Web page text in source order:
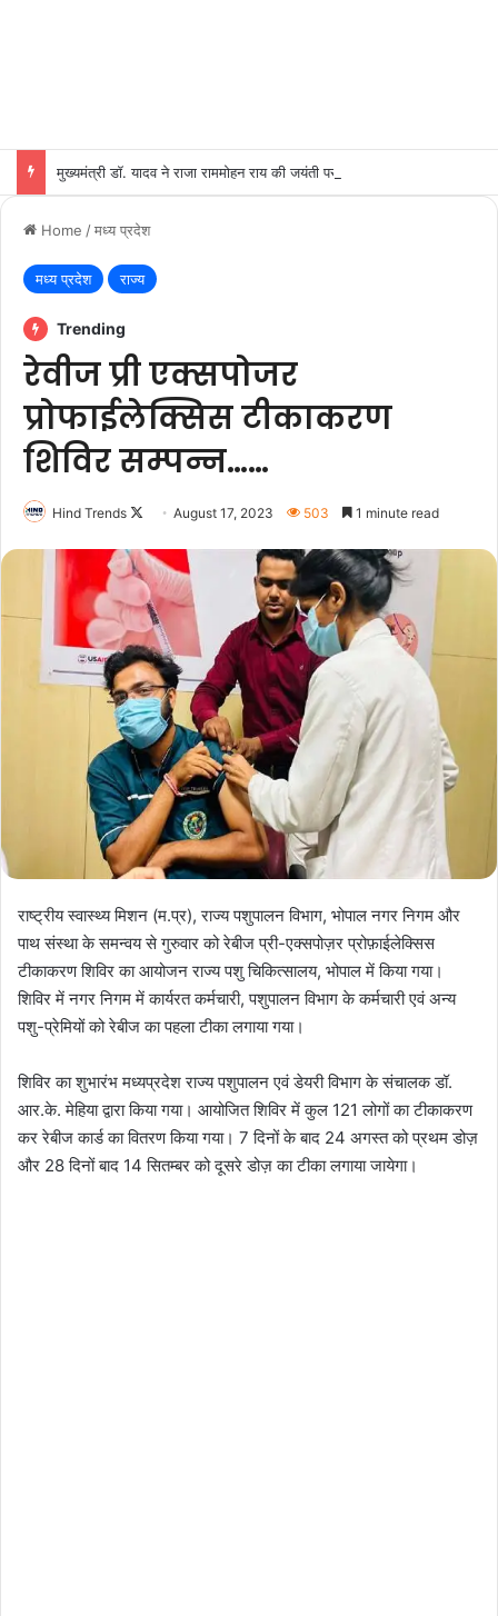
मुख्यमंत्री डॉ. यादव ने राजा राममोहन राय की जयंती पर किया नमन
Home /मध्य प्रदेश
मध्य प्रदेश राज्य
Trending
रेवीज प्री एक्सपोजर
प्रोफाईलेक्सिस टीकाकरण
शिविर सम्पन्न……
Hind Trends
Follow
X
August 17, 2023 503 1 minute read
राष्ट्रीय स्वास्थ्य मिशन (म.प्र), राज्य पशुपालन विभाग, भोपाल नगर निगम और
पाथ संस्था के समन्वय से गुरुवार को रेबीज प्री-एक्सपोज़र प्रोफ़ाईलेक्सिस
टीकाकरण शिविर का आयोजन राज्य पशु चिकित्सालय, भोपाल में किया गया।
शिविर में नगर निगम में कार्यरत कर्मचारी, पशुपालन विभाग के कर्मचारी एवं अन्य
पशु-प्रेमियों को रेबीज का पहला टीका लगाया गया।
शिविर का शुभारंभ मध्यप्रदेश राज्य पशुपालन एवं डेयरी विभाग के संचालक डॉ.
आर.के. मेहिया द्वारा किया गया। आयोजित शिविर में कुल 121 लोगों का टीकाकरण
कर रेबीज कार्ड का वितरण किया गया। 7 दिनों के बाद 24 अगस्त को प्रथम डोज़
और 28 दिनों बाद 14 सितम्बर को दूसरे डोज़ का टीका लगाया जायेगा।